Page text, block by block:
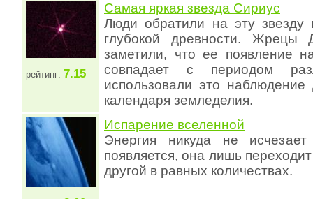
рейтинг: 7.15
Самая яркая звезда Сириус
Люди обратили на эту
глубокой древности. Жрецы
заметили, что ее появление
совпадает с периодом
использовали это наблюдение
календаря земледелия.
Испарение вселенной
Энергия никуда не
появляется, она лишь
другой в равных количествах.